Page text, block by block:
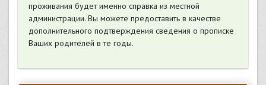
проживания будет именно справка из местной
администрации. Вы можете предоставить в качестве
дополнительного подтверждения сведения о прописке
Ваших родителей в те годы.